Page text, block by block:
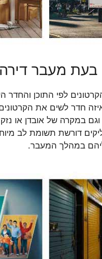
בעת מעבר
לפי התוכן והחדר
חדר לשים את
במקרה של אובדן או
דורשת תשומת לב
במהלך המעבר.